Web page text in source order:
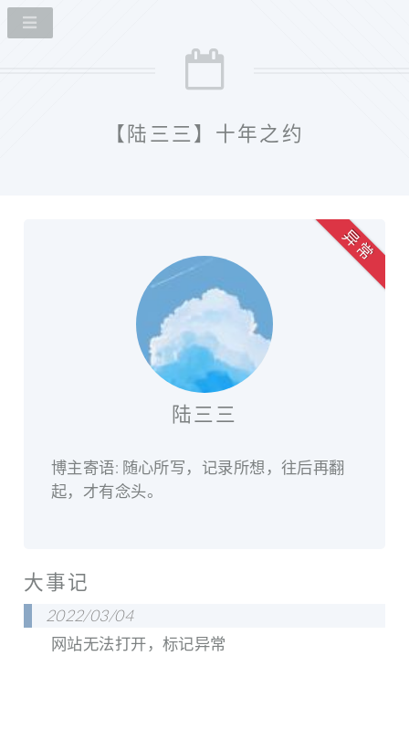
【陆三三】十年之约
陆三三
博主寄语: 随心所写，记录所想，往后再翻
起，才有念头。
异 常
大事记
2022/03/04
网站无法打开，标记异常